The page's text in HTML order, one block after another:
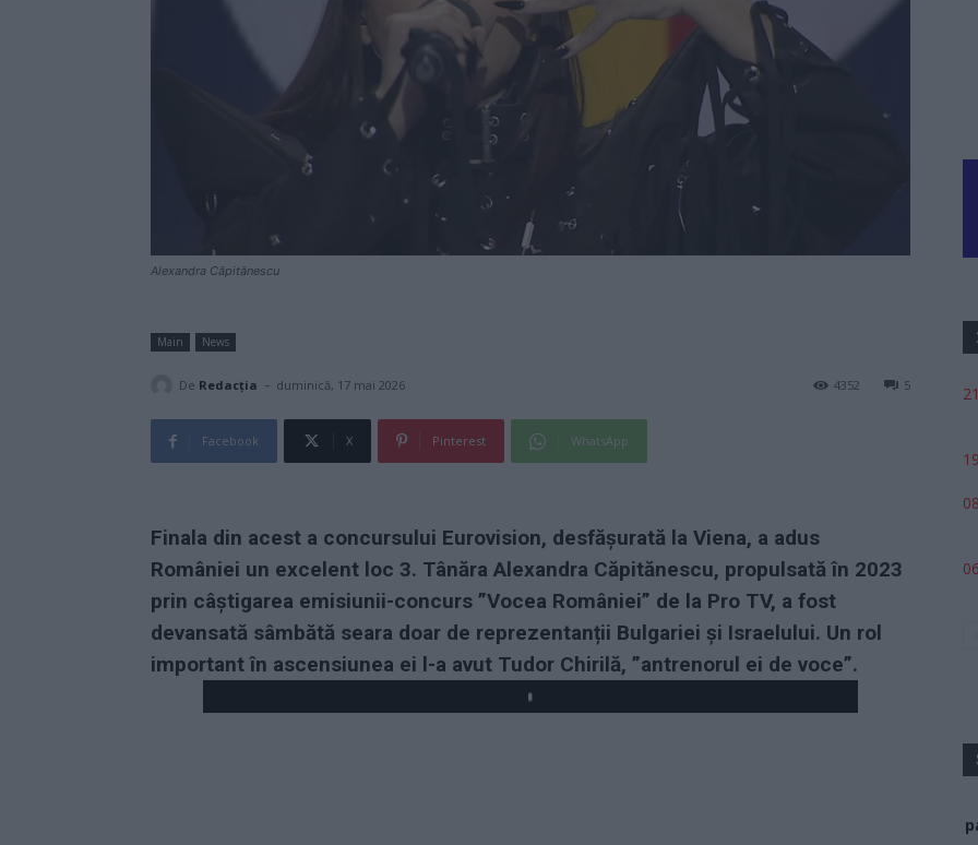
Alexandra Căpitănescu
Main News
De Redacţia - duminică, 17 mai 2026 5
4352
Facebook X Pinterest WhatsApp
Finala din acest a concursului Eurovision, desfășurată la Viena, a adus
României un excelent loc 3. Tânăra Alexandra Căpitănescu, propulsată în 2023
prin câștigarea emisiunii-concurs ”Vocea României” de la Pro TV, a fost
devansată sâmbătă seara doar de reprezentanții Bulgariei și Israelului. Un rol
important în ascensiunea ei l-a avut Tudor Chirilă, ”antrenorul ei de voce”.
Play